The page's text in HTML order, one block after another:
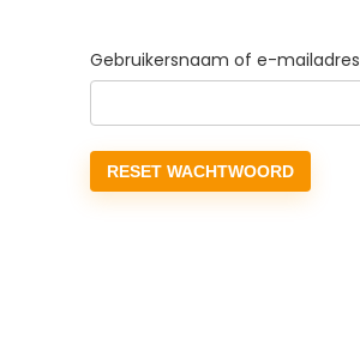
Gebruikersnaam of e-mailadres
RESET WACHTWOORD